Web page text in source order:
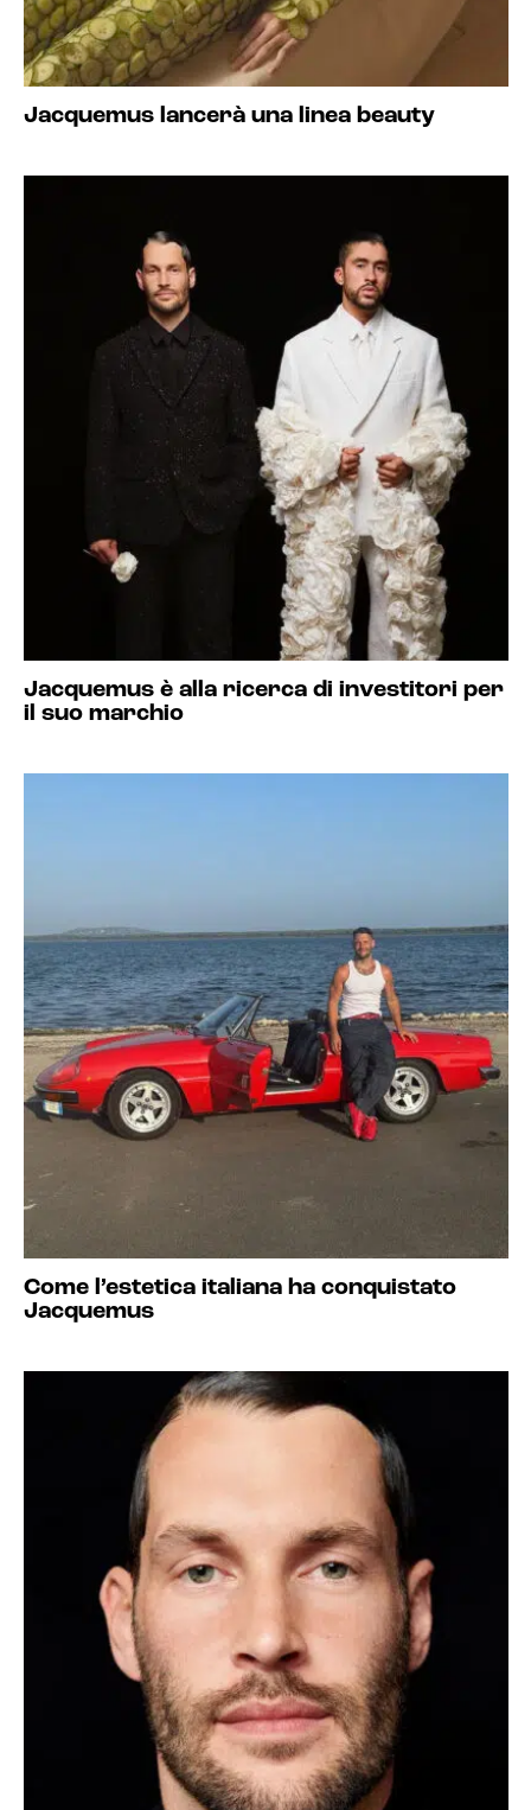
Jacquemus lancerà una linea beauty
Jacquemus è alla ricerca di investitori per
il suo marchio
Come l’estetica italiana ha conquistato
Jacquemus